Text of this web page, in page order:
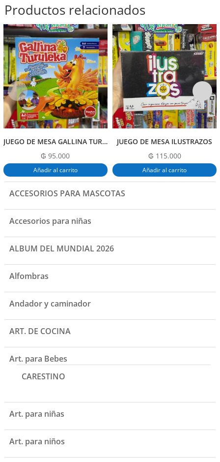
c
e
b
o
o
k
at
s
A
p
p
itt
er
ai
l
m
p
ar
tir
Productos relacionados
JUEGO DE MESA GALLINA TURULEKA
₲ 95.000
Añadir al carrito
JUEGO DE MESA ILUSTRAZOS
₲ 115.000
Añadir al carrito
ACCESORIOS PARA MASCOTAS
Accesorios para niñas
ALBUM DEL MUNDIAL 2026
Alfombras
Andador y caminador
ART. DE COCINA
Art. para Bebes
CARESTINO
Art. para niñas
Art. para niños